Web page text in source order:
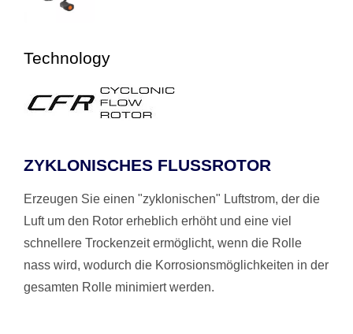
Technology
ZYKLONISCHES FLUSSROTOR
Erzeugen Sie einen "zyklonischen" Luftstrom, der die
Luft um den Rotor erheblich erhöht und eine viel
schnellere Trockenzeit ermöglicht, wenn die Rolle
nass wird, wodurch die Korrosionsmöglichkeiten in der
gesamten Rolle minimiert werden.